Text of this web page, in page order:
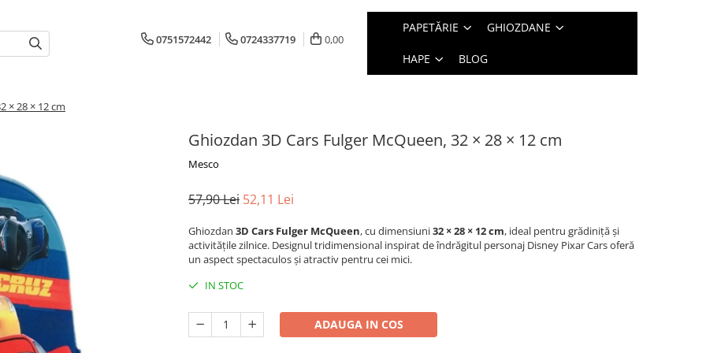
0751572442 0724337719 0,00
PAPETĂRIE GHIOZDANE
HAPE BLOG
× 28 × 12 cm
Ghiozdan 3D Cars Fulger McQueen, 32 × 28 × 12 cm
Mesco
57,90 Lei 52,11 Lei
Ghiozdan 3D Cars Fulger McQueen, cu dimensiuni32 × 28 × 12 cm, ideal pentru grădiniță și
activitățile zilnice. Designul tridimensional inspirat de îndrăgitul personaj Disney Pixar Cars oferă
un aspect spectaculos și atractiv pentru cei mici.
IN STOC
ADAUGA IN COS